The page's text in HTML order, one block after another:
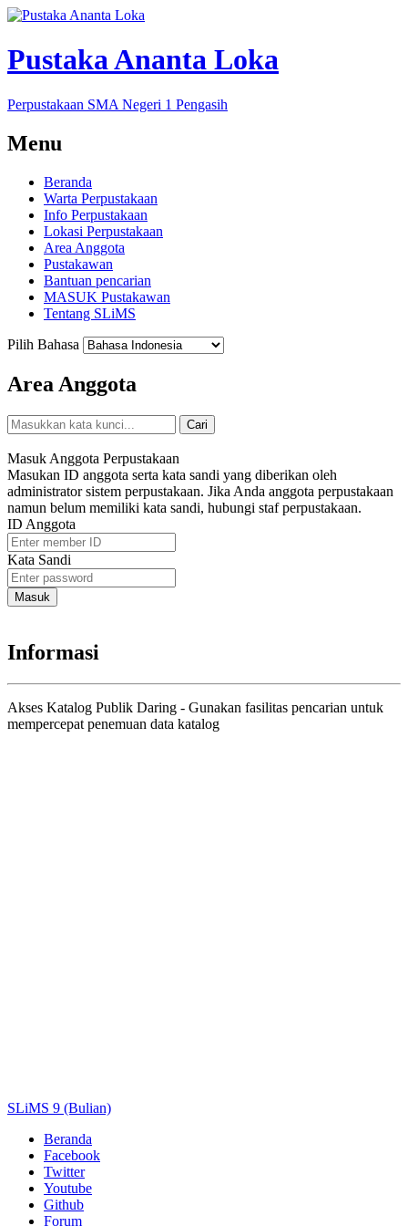
Pustaka Ananta Loka
Perpustakaan SMA Negeri 1 Pengasih
Menu
Beranda
Warta Perpustakaan
Info Perpustakaan
Lokasi Perpustakaan
Area Anggota
Pustakawan
Bantuan pencarian
MASUK Pustakawan
Tentang SLiMS
Pilih Bahasa
Area Anggota
Cari
Masuk Anggota Perpustakaan
Masukan ID anggota serta kata sandi yang diberikan oleh
administrator sistem perpustakaan. Jika Anda anggota perpustakaan
namun belum memiliki kata sandi, hubungi staf perpustakaan.
ID Anggota
Kata Sandi
Informasi
Akses Katalog Publik Daring - Gunakan fasilitas pencarian untuk
mempercepat penemuan data katalog
SLiMS 9 (Bulian)
Beranda
Facebook
Twitter
Youtube
Github
Forum